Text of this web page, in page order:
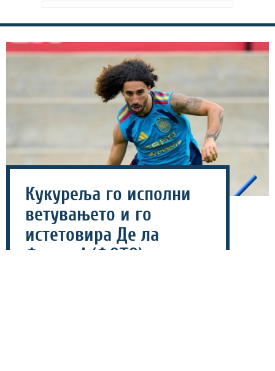
Кукуреља го исполни
ветувањето и го
истетовира Де ла
Фуенте! (ФОТО)